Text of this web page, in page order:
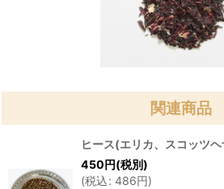
関連商品
ヒース(エリカ、スコッツ
450円(税別)
(税込: 486円)